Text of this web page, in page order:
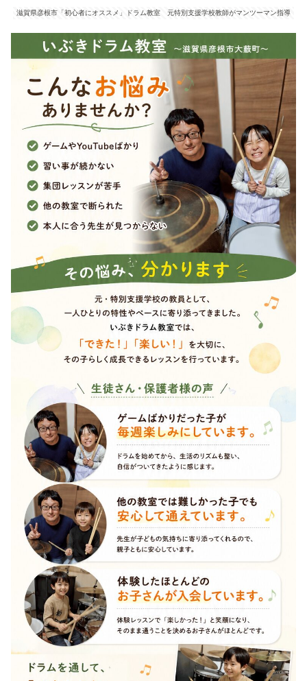
滋賀県彦根市「初心者にオススメ」ドラム教室 元特別支援学校教師がマンツーマン指導